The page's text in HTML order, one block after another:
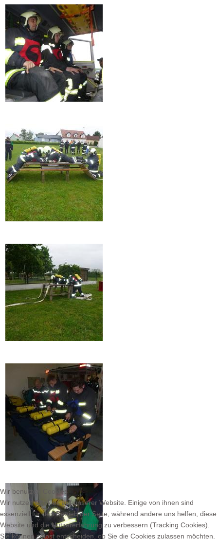
Wir benutzen Cookies
Wir nutzen Cookies auf unserer Website. Einige von ihnen sind
essenziell für den Betrieb der Seite, während andere uns helfen, diese
Website und die Nutzererfahrung zu verbessern (Tracking Cookies).
Sie können selbst entscheiden, ob Sie die Cookies zulassen möchten.